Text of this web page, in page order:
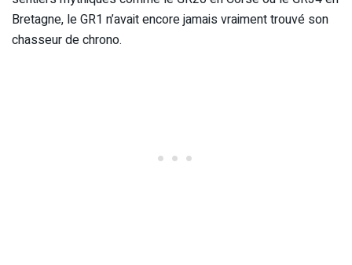
Bretagne, le GR1 n’avait encore jamais vraiment trouvé son
chasseur de chrono.